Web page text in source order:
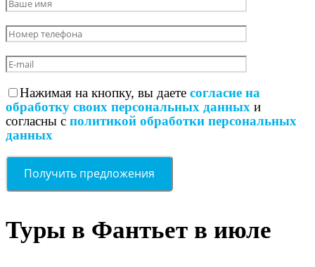
Нажимая на кнопку, вы даете согласие на
обработку своих персональных данных и
согласны с политикой обработки персональных
данных
Туры в Фантьет в июле